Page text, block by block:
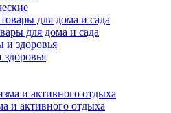
для дома и сада
и активного отдыха